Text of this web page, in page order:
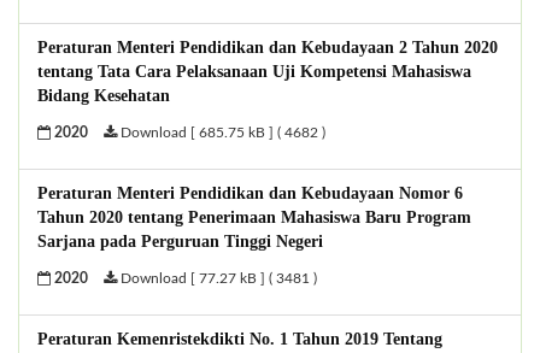
Peraturan Menteri Pendidikan dan Kebudayaan 2 Tahun 2020
tentang Tata Cara Pelaksanaan Uji Kompetensi Mahasiswa
Bidang Kesehatan
2020 Download [ 685.75 kB ] ( 4682 )
Peraturan Menteri Pendidikan dan Kebudayaan Nomor 6
Tahun 2020 tentang Penerimaan Mahasiswa Baru Program
Sarjana pada Perguruan Tinggi Negeri
2020 Download [ 77.27 kB ] ( 3481 )
Peraturan Kemenristekdikti No. 1 Tahun 2019 Tentang